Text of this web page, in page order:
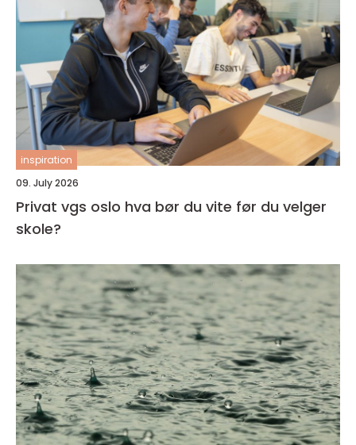
inspiration
09. July 2026
Privat vgs oslo hva bør du vite før du velger
skole?